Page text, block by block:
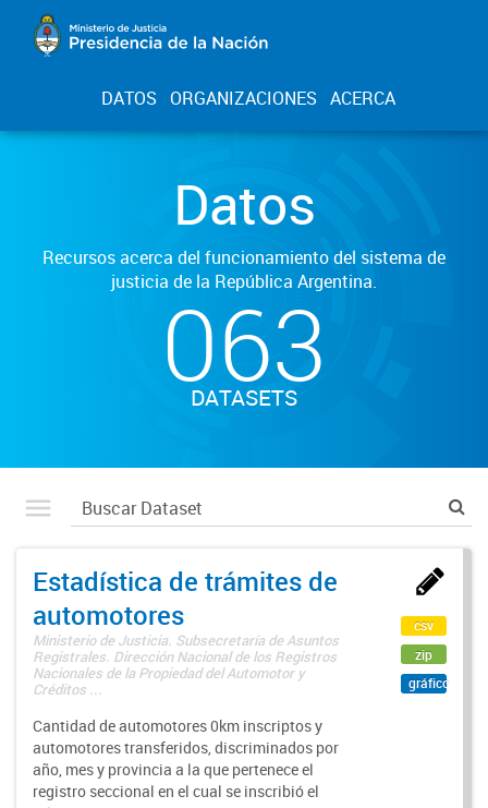
DATOS ORGANIZACIONES ACERCA
Datos
Recursos acerca del funcionamiento del sistema de
justicia de la República Argentina.
063
DATASETS
Estadística de trámites de
automotores
Ministerio de Justicia. Subsecretaría de Asuntos
Registrales. Dirección Nacional de los Registros
Nacionales de la Propiedad del Automotor y
Créditos ...
Cantidad de automotores 0km inscriptos y
automotores transferidos, discriminados por
año, mes y provincia a la que pertenece el
registro seccional en el cual se inscribió el
csv
zip
gráfico